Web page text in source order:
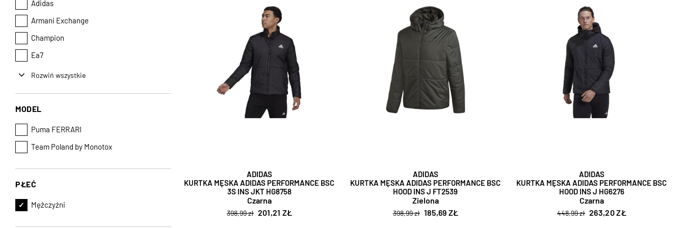
Adidas
Armani Exchange
Champion
Ea7
Rozwiń wszystkie
MODEL
Puma FERRARI
Team Poland by Monotox
PŁEĆ
Mężczyźni
ADIDAS
KURTKA MĘSKA ADIDAS PERFORMANCE BSC
3S INS JKT HG8758
Czarna
398,99 zł 201,21 ZŁ
ADIDAS
KURTKA MĘSKA ADIDAS PERFORMANCE BSC
HOOD INS J FT2539
Zielona
398,99 zł 185,69 ZŁ
ADIDAS
KURTKA MĘSKA ADIDAS PERFORMANCE BSC
HOOD INS J HG6276
Czarna
448,99 zł 263,20 ZŁ